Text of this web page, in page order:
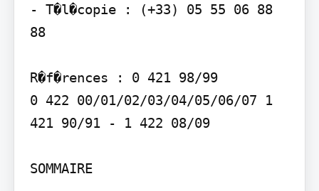
- T�l�copie : (+33) 05 55 06 88
88
R�f�rences : 0 421 98/99
0 422 00/01/02/03/04/05/06/07 1
421 90/91 - 1 422 08/09
SOMMAIRE